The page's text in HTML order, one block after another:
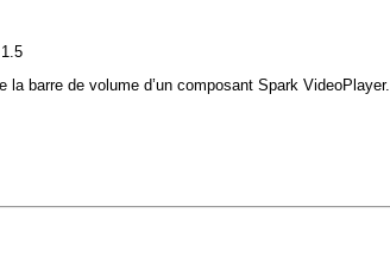
barre de volume d’un composant Spark VideoPlayer.